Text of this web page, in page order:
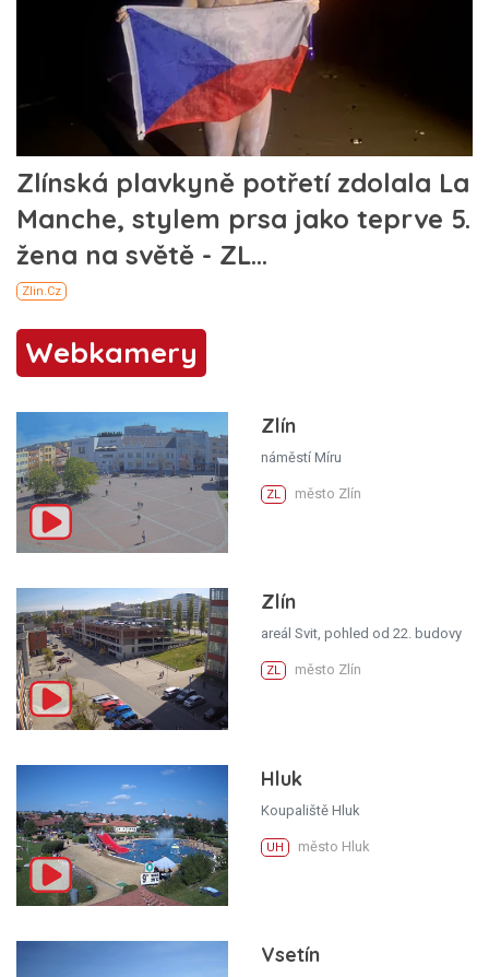
Webkamery
Zlín
náměstí Míru
ZL město Zlín
Zlín
areál Svit, pohled od 22. budovy
ZL město Zlín
Hluk
Koupaliště Hluk
UH město Hluk
Vsetín